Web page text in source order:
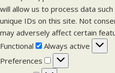
will allow us to process data
unique IDs on this site. Not
may adversely affect certain
Functional
F
u
n
Always active
Preferences
P
r